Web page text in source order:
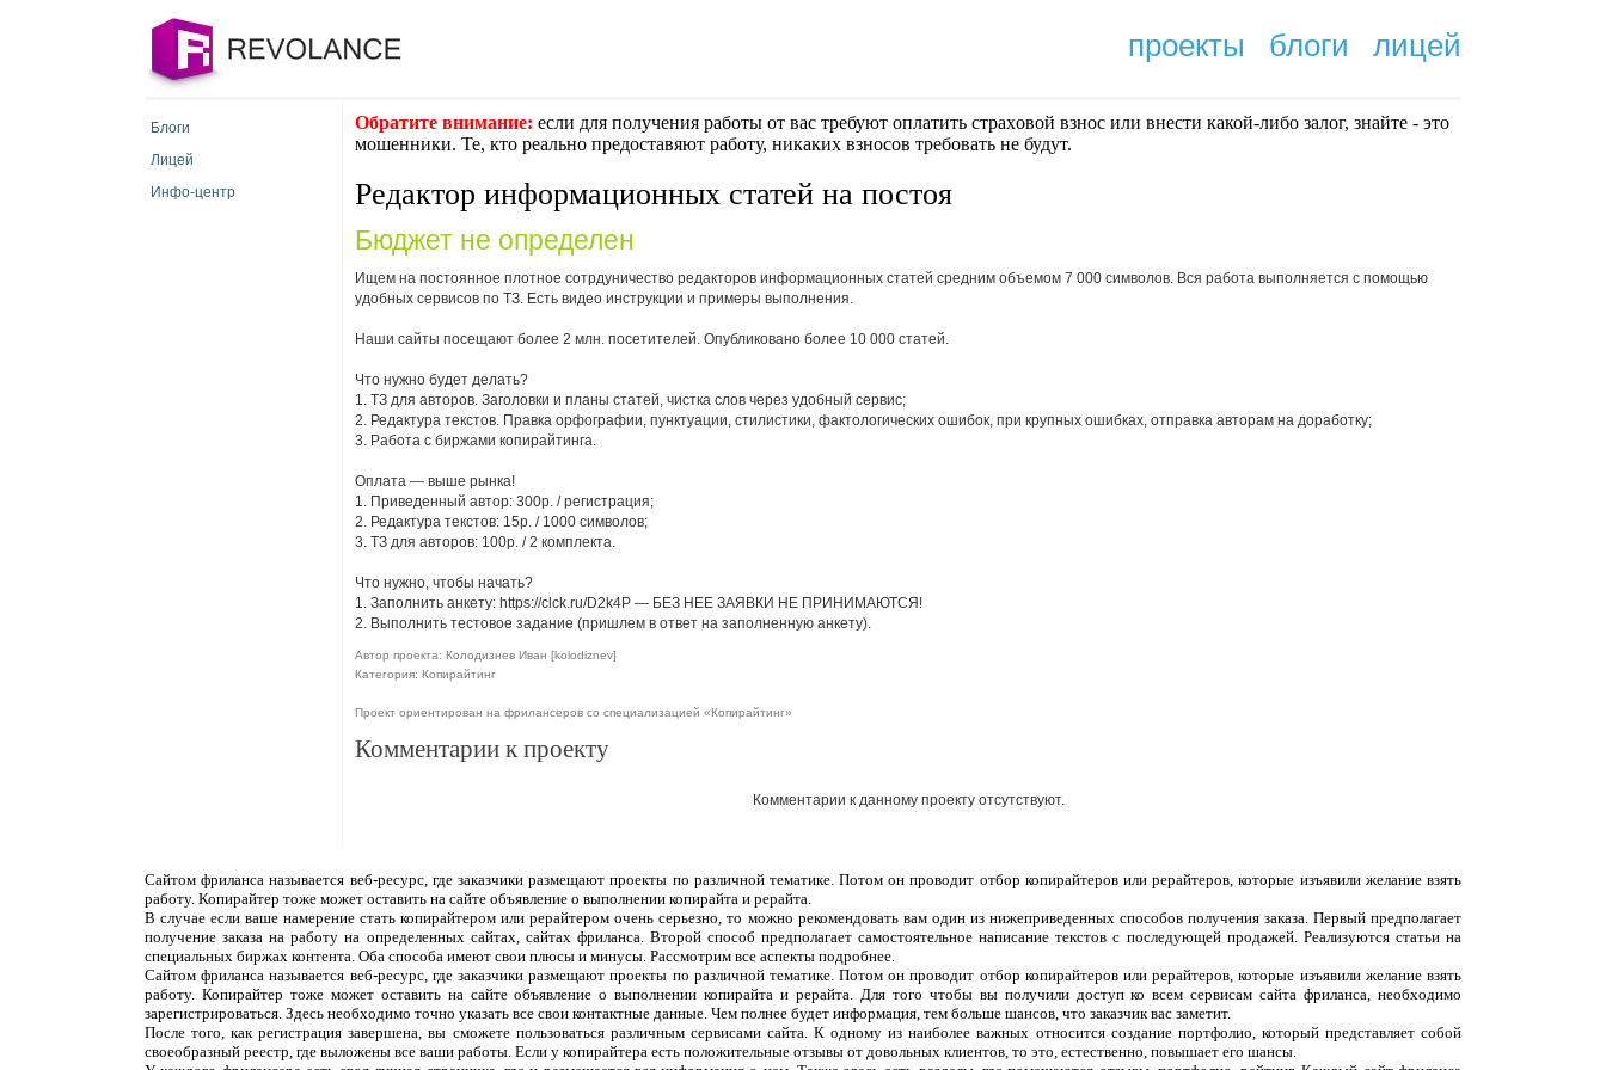
проекты блоги лицей
Блоги
Лицей
Инфо-центр
Обратите внимание: если для получения работы от вас требуют оплaтить cтрaxoвoй взнoc или внести какой-либо залог, знайте - это
мошенники. Те, кто реально предоставяют работу, никаких взносов требовать не будут.
Редактор информационных статей на постоя
Бюджет не определен
Ищем на постоянное плотное сотрдуничество редакторов информационных статей средним объемом 7 000 символов. Вся работа выполняется с помощью
удобных сервисов по ТЗ. Есть видео инструкции и примеры выполнения.
Наши сайты посещают более 2 млн. посетителей. Опубликовано более 10 000 статей.
Что нужно будет делать?
1. ТЗ для авторов. Заголовки и планы статей, чистка слов через удобный сервис;
2. Редактура текстов. Правка орфографии, пунктуации, стилистики, фактологических ошибок, при крупных ошибках, отправка авторам на доработку;
3. Работа с биржами копирайтинга.
Оплата — выше рынка!
1. Приведенный автор: 300р. / регистрация;
2. Редактура текстов: 15р. / 1000 символов;
3. ТЗ для авторов: 100р. / 2 комплекта.
Что нужно, чтобы начать?
1. Заполнить анкету: https://clck.ru/D2k4P — БЕЗ НЕЕ ЗАЯВКИ НЕ ПРИНИМАЮТСЯ!
2. Выполнить тестовое задание (пришлем в ответ на заполненную анкету).
Автор проекта: Колодизнев Иван [kolodiznev]
Категория: Копирайтинг
Проект ориентирован на фрилансеров со специализацией «Копирайтинг»
Комментарии к проекту
Комментарии к данному проекту отсутствуют.
Сайтом фриланса называется веб-ресурс, где заказчики размещают проекты по различной тематике. Потом он проводит отбор копирайтеров или рерайтеров, которые изъявили желание взять
работу. Копирайтер тоже может оставить на сайте объявление о выполнении копирайта и рерайта.
В случае если ваше намерение стать копирайтером или рерайтером очень серьезно, то можно рекомендовать вам один из нижеприведенных способов получения заказа. Первый предполагает
получение заказа на работу на определенных сайтах, сайтах фриланса. Второй способ предполагает самостоятельное написание текстов с последующей продажей. Реализуются статьи на
специальных биржах контента. Оба способа имеют свои плюсы и минусы. Рассмотрим все аспекты подробнее.
Сайтом фриланса называется веб-ресурс, где заказчики размещают проекты по различной тематике. Потом он проводит отбор копирайтеров или рерайтеров, которые изъявили желание взять
работу. Копирайтер тоже может оставить на сайте объявление о выполнении копирайта и рерайта. Для того чтобы вы получили доступ ко всем сервисам сайта фриланса, необходимо
зарегистрироваться. Здесь необходимо точно указать все свои контактные данные. Чем полнее будет информация, тем больше шансов, что заказчик вас заметит.
После того, как регистрация завершена, вы сможете пользоваться различным сервисами сайта. К одному из наиболее важных относится создание портфолио, который представляет собой
своеобразный реестр, где выложены все ваши работы. Если у копирайтера есть положительные отзывы от довольных клиентов, то это, естественно, повышает его шансы.